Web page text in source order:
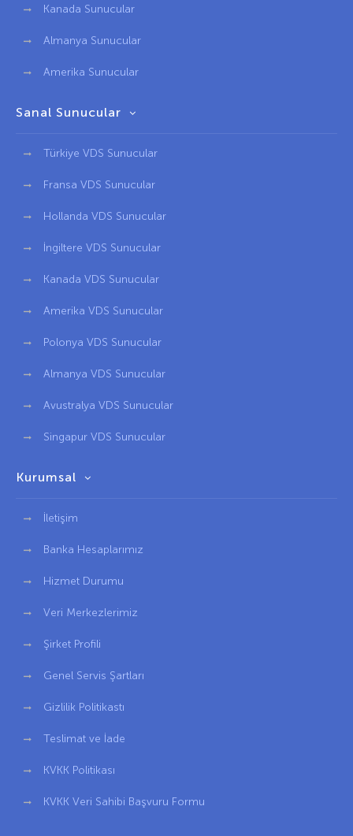
Kanada Sunucular
Almanya Sunucular
Amerika Sunucular
Sanal Sunucular
Türkiye VDS Sunucular
Fransa VDS Sunucular
Hollanda VDS Sunucular
İngiltere VDS Sunucular
Kanada VDS Sunucular
Amerika VDS Sunucular
Polonya VDS Sunucular
Almanya VDS Sunucular
Avustralya VDS Sunucular
Singapur VDS Sunucular
Kurumsal
İletişim
Banka Hesaplarımız
Hizmet Durumu
Veri Merkezlerimiz
Şirket Profili
Genel Servis Şartları
Gizlilik Politikastı
Teslimat ve İade
KVKK Politikası
KVKK Veri Sahibi Başvuru Formu